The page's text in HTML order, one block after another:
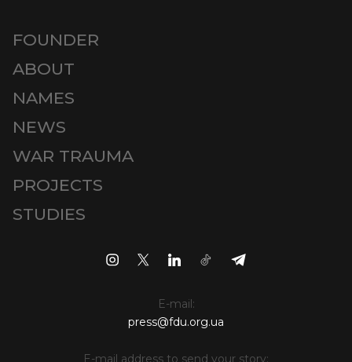
FOUNDER
ABOUT
NAMES
NEWS
WAR TRAUMA
PROJECTS
STUDIES
E-mail:
press@fdu.org.ua